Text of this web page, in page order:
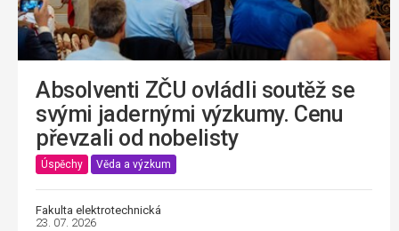
Absolventi ZČU ovládli soutěž se
svými jadernými výzkumy. Cenu
převzali od nobelisty
Úspěchy Věda a výzkum
Fakulta elektrotechnická
23. 07. 2026